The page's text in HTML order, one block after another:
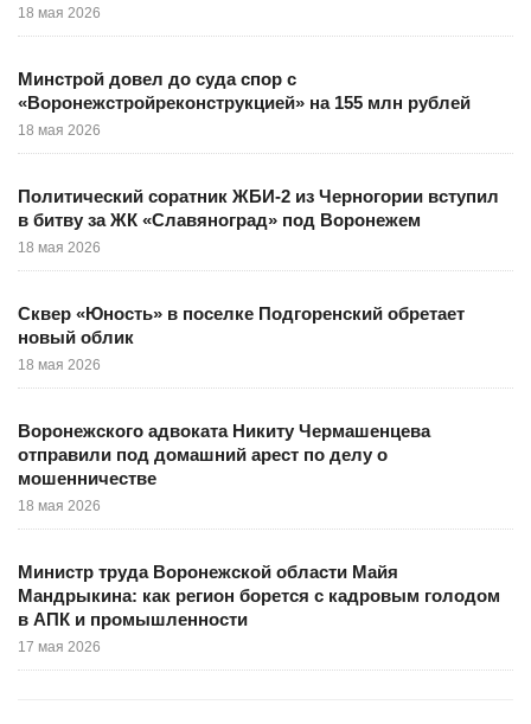
18 мая 2026
Минстрой довел до суда спор с
«Воронежстройреконструкцией» на 155 млн рублей
18 мая 2026
Политический соратник ЖБИ-2 из Черногории вступил
в битву за ЖК «Славяноград» под Воронежем
18 мая 2026
Сквер «Юность» в поселке Подгоренский обретает
новый облик
18 мая 2026
Воронежского адвоката Никиту Чермашенцева
отправили под домашний арест по делу о
мошенничестве
18 мая 2026
Министр труда Воронежской области Майя
Мандрыкина: как регион борется с кадровым голодом
в АПК и промышленности
17 мая 2026